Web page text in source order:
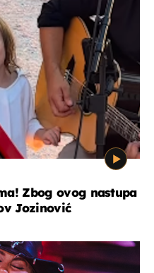
Zbog ovog nastupa
Jozinović